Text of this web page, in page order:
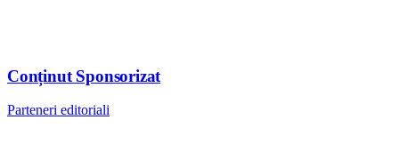
Conținut Sponsorizat
Parteneri editoriali